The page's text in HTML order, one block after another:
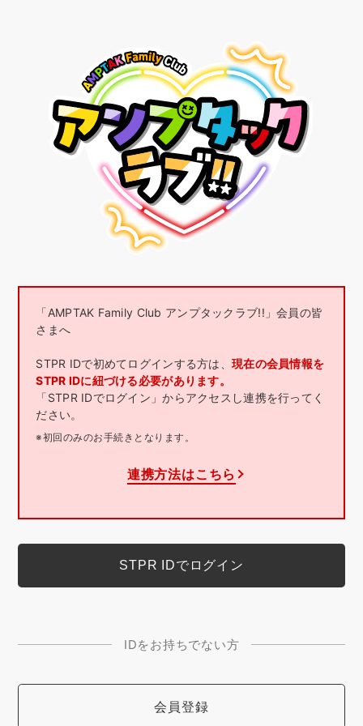
「AMPTAK Family Club アンプタックラブ!!」会員の皆
さまへ
STPR IDで初めてログインする方は、 現在の会員情報を
STPR IDに紐づける必要があります。
「STPR IDでログイン」からアクセスし連携を行ってく
ださい。
※初回のみのお手続きとなります。
連携方法はこちら
IDをお持ちでない方
会員登録